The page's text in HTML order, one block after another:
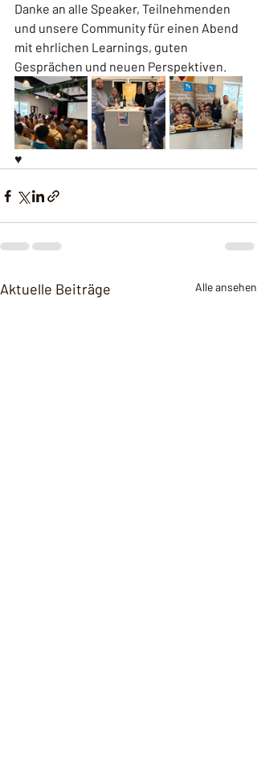
Danke an alle Speaker, Teilnehmenden
und unsere Community für einen Abend
mit ehrlichen Learnings, guten
Gesprächen und neuen Perspektiven.
♥️
Aktuelle Beiträge Alle ansehen